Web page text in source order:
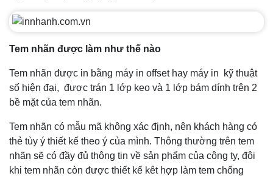
Tem nhãn được làm như thế nào
Tem nhãn được in bằng máy in offset hay máy in kỹ thuật
số hiện đại, được trán 1 lớp keo và 1 lớp bám dính trên 2
bề mặt của tem nhãn.
Tem nhãn có mẫu mã không xác định, nên khách hàng có
thẻ tùy ý thiết kế theo ý của mình. Thông thường trên tem
nhãn sẽ có đầy đủ thông tin về sản phẩm của công ty, đôi
khi tem nhãn còn được thiết kế kêt hợp làm tem chống